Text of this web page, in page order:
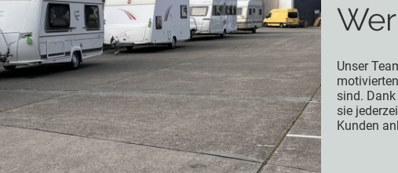
Unser
sind.
sie
Kunden